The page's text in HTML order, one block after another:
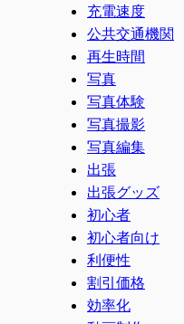
充電速度
公共交通機関
再生時間
写真
写真体験
写真撮影
写真編集
出張
出張グッズ
初心者
初心者向け
利便性
割引価格
効率化